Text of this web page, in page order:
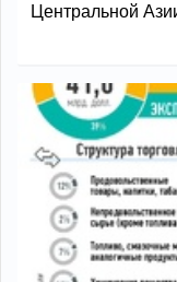
Центральной